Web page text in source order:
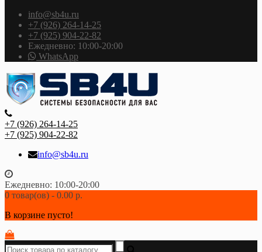
info@sb4u.ru
+7 (926) 264-14-25
+7 (925) 904-22-82
Ежедневно: 10:00-20:00
WhatsApp
+7 (926) 264-14-25
+7 (925) 904-22-82
info@sb4u.ru
Ежедневно: 10:00-20:00
0 товар(ов) - 0.00 р.
В корзине пусто!